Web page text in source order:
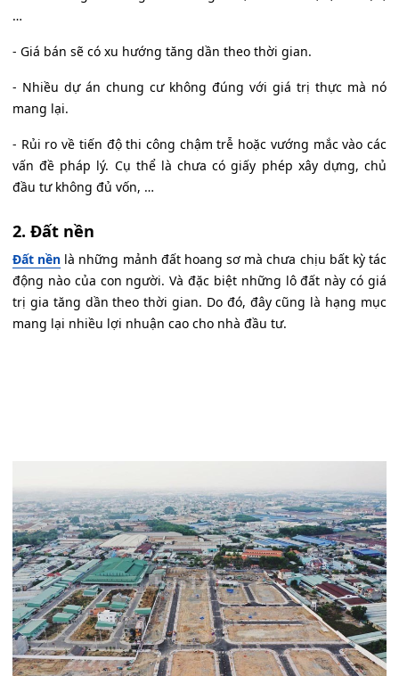
…
- Giá bán sẽ có xu hướng tăng dần theo thời gian.
- Nhiều dự án chung cư không đúng với giá trị thực mà nó
mang lại.
- Rủi ro về tiến độ thi công chậm trễ hoặc vướng mắc vào các
vấn đề pháp lý. Cụ thể là chưa có giấy phép xây dựng, chủ
đầu tư không đủ vốn, …
2. Đất nền
Đất nền là những mảnh đất hoang sơ mà chưa chịu bất kỳ tác
động nào của con người. Và đặc biệt những lô đất này có giá
trị gia tăng dần theo thời gian. Do đó, đây cũng là hạng mục
mang lại nhiều lợi nhuận cao cho nhà đầu tư.